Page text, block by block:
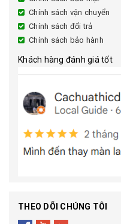
Chính sách vận chuyển
Chính sách đổi trả
Chính sách bảo hành
Khách hàng đánh giá tốt
THEO DÕI CHÚNG TÔI